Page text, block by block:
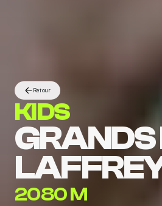
Retour
KIDS
2080 M